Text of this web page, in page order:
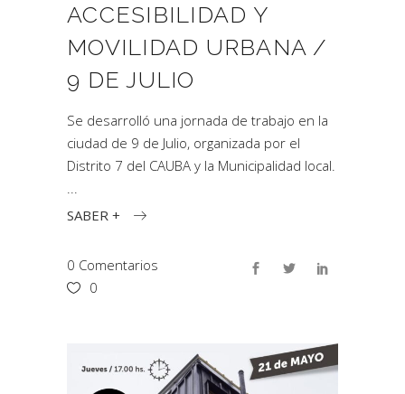
ACCESIBILIDAD Y
MOVILIDAD URBANA /
9 DE JULIO
Se desarrolló una jornada de trabajo en la
ciudad de 9 de Julio, organizada por el
Distrito 7 del CAUBA y la Municipalidad local.
SABER +
0 Comentarios
0